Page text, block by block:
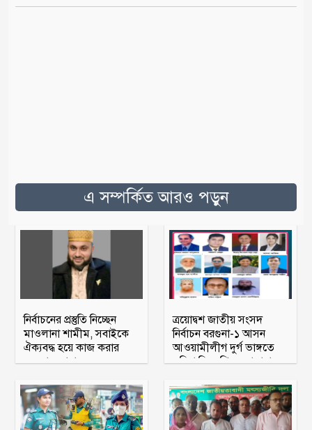
এ সম্পর্কিত আরও পড়ুন
নির্বাচনের প্রস্তুতি নিচ্ছেন
মাওলানা শামীম, সবাইকে
ঐক্যবদ্ধ হয়ে কাজ করার
অহব্বান জানান
ত্রয়োদ্বশ জাতীয় সংসদ
নির্বাচন বরগুনা-১ আসন
আওয়ামীলীগ দুর্গ ভাঙ্গতে
মরিয়া বিএনপি ও জামায়াত